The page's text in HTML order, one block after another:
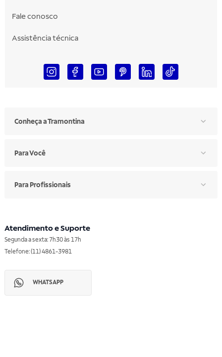
Fale conosco
Assistência técnica
Conheça a Tramontina
Para Você
Para Profissionais
Atendimento e Suporte
Segunda a sexta: 7h30 às 17h
Telefone: (11) 4861-3981
WHATSAPP